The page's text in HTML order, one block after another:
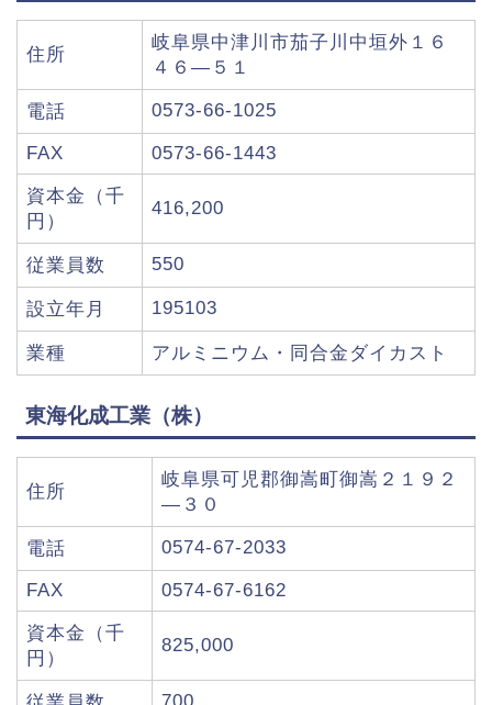
住所
岐阜県中津川市茄子川中垣外１６
４６―５１
電話 0573-66-1025
FAX 0573-66-1443
資本金（千
円）
416,200
従業員数 550
設立年月 195103
業種 アルミニウム・同合金ダイカスト
東海化成工業（株）
住所
岐阜県可児郡御嵩町御嵩２１９２
―３０
電話 0574-67-2033
FAX 0574-67-6162
資本金（千
円）
825,000
700